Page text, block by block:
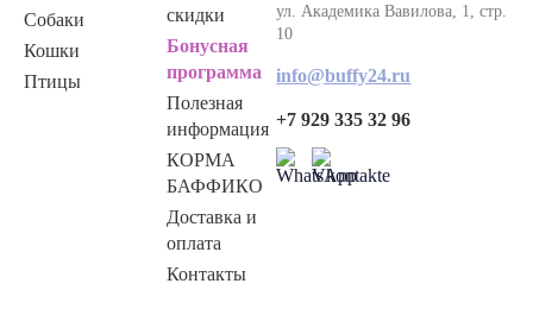
Собаки
Кошки
Птицы
скидки
Бонусная
программа
Полезная
информация
КОРМА
БАФФИКО
Доставка и
оплата
Контакты
ул. Академика Вавилова, 1, стр.
10
info@buffy24.ru
+7 929 335 32 96